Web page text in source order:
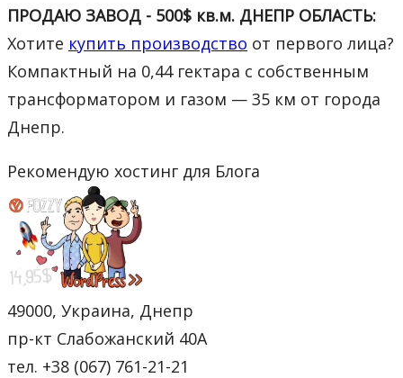
ПРОДАЮ ЗАВОД - 500$ кв.м. ДНЕПР ОБЛАСТЬ:
Хотите купить производство от первого лица?
Компактный на 0,44 гектара с собственным
трансформатором и газом — 35 км от города
Днепр.
Рекомендую хостинг для Блога
49000, Украина, Днепр
пр-кт Слабожанский 40А
тел. +38 (067) 761-21-21